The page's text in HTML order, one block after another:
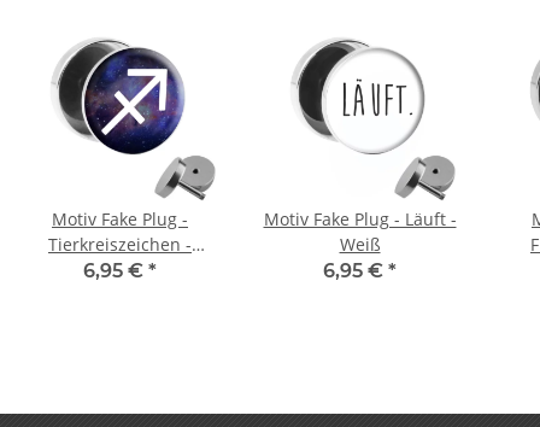
Motiv Fake Plug -
Tierkreiszeichen -
Schütze
6,95 € *
Motiv Fake Plug - Läuft -
Weiß
6,95 € *